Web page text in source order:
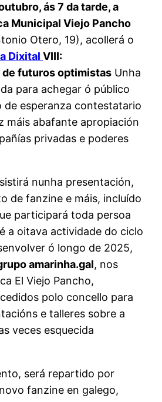
ás 7 da tarde, a
Municipal Viejo Pancho
Otero, 19), acollerá o
DixitalVIII:
de futuros optimistas Unha
para achegar ó público
de esperanza contestatario
máis abafante apropiación
privadas e poderes
nunha presentación,
de fanzine e máis, incluído
participará toda persoa
a oitava actividade do ciclo
ó longo de 2025,
amarinha.gal, nos
El Viejo Pancho,
polo concello para
e talleres sobre a
veces esquecida
será repartido por
fanzine en galego,